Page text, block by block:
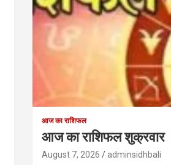
आज का राशिफल
आज का राशिफल
August 7, 2026 adminsidhbali